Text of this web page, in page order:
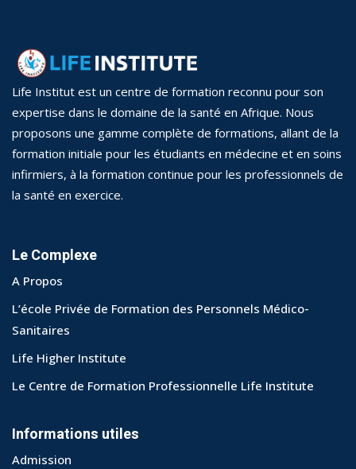
Généralistes
option Santé
Médico-
Analyses
Secrétariat médical
Vendeur en Pharmacie
Délégué médical
Life Institut est un centre de formation reconnu pour son
expertise dans le domaine de la santé en Afrique. Nous
proposons une gamme complète de formations, allant de la
formation initiale pour les étudiants en médecine et en soins
infirmiers, à la formation continue pour les professionnels de
la santé en exercice.
Le Complexe
A Propos
L’école Privée de Formation des Personnels Médico-
Sanitaires
Life Higher Institute
Le Centre de Formation Professionnelle Life Institute
Informations utiles
Admission